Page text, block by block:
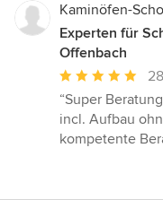
Kaminöfen-
Experten für
Offenbach
Bewertung:
5
von
“Super
incl. Aufbau
kompetente